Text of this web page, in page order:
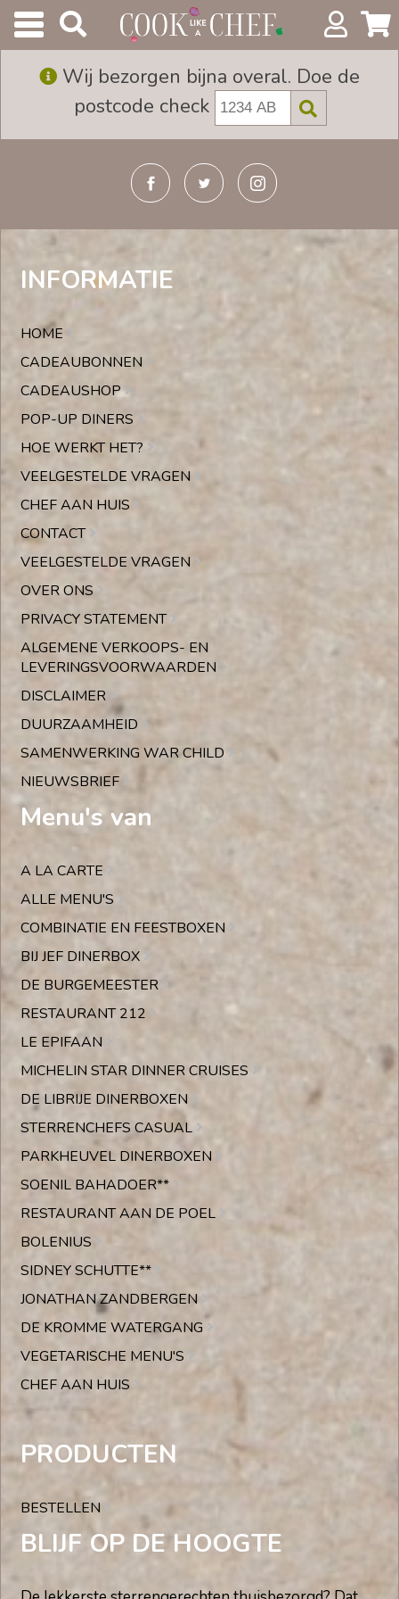
Wij bezorgen bijna overal. Doe de
postcode check
INFORMATIE
HOME
CADEAUBONNEN
CADEAUSHOP
POP-UP DINERS
HOE WERKT HET?
VEELGESTELDE VRAGEN
CHEF AAN HUIS
CONTACT
VEELGESTELDE VRAGEN
OVER ONS
PRIVACY STATEMENT
ALGEMENE VERKOOPS- EN
LEVERINGSVOORWAARDEN
DISCLAIMER
DUURZAAMHEID
SAMENWERKING WAR CHILD
NIEUWSBRIEF
Menu's van
A LA CARTE
ALLE MENU'S
COMBINATIE EN FEESTBOXEN
BIJ JEF DINERBOX
DE BURGEMEESTER
RESTAURANT 212
LE EPIFAAN
MICHELIN STAR DINNER CRUISES
DE LIBRIJE DINERBOXEN
STERRENCHEFS CASUAL
PARKHEUVEL DINERBOXEN
SOENIL BAHADOER**
RESTAURANT AAN DE POEL
BOLENIUS
SIDNEY SCHUTTE**
JONATHAN ZANDBERGEN
DE KROMME WATERGANG
VEGETARISCHE MENU'S
CHEF AAN HUIS
PRODUCTEN
BESTELLEN
BLIJF OP DE HOOGTE